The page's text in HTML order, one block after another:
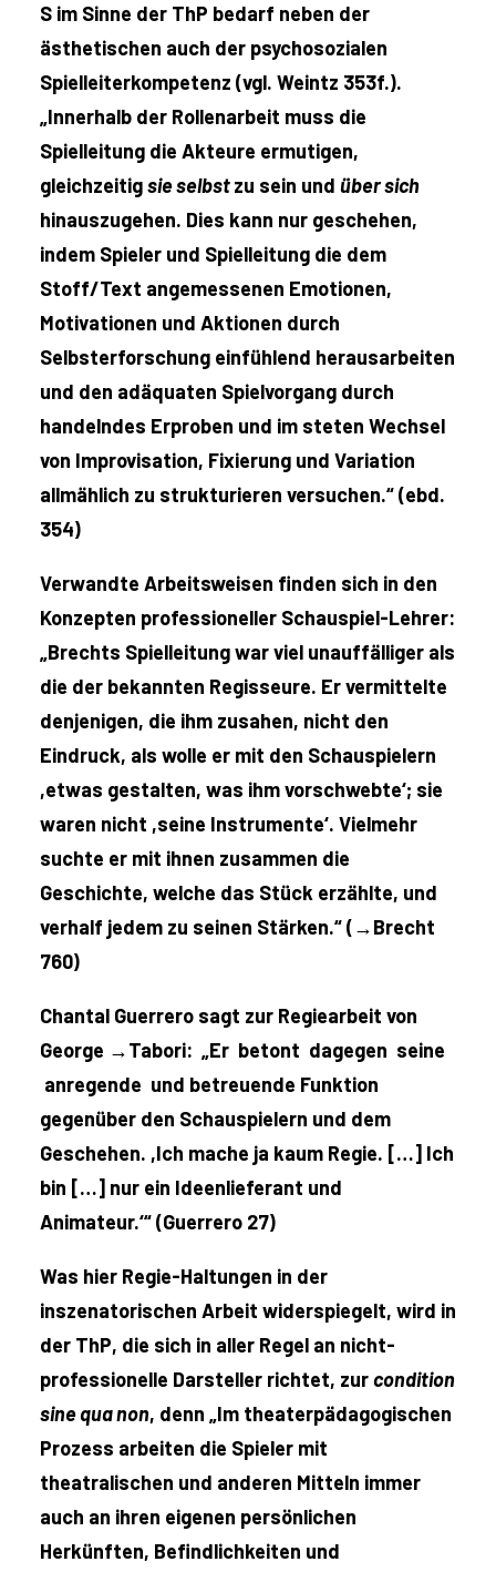
S im Sinne der ThP bedarf neben der
ästhetischen auch der psychosozialen
Spielleiterkompetenz (vgl. Weintz 353f.).
„Innerhalb der Rollenarbeit muss die
Spielleitung die Akteure ermutigen,
gleichzeitigsie selbstzu sein und über sich
hinauszugehen. Dies kann nur geschehen,
indem Spieler und Spielleitung die dem
Stoff/Text angemessenen Emotionen,
Motivationen und Aktionen durch
Selbsterforschung einfühlend herausarbeiten
und den adäquaten Spielvorgang durch
handelndes Erproben und im steten Wechsel
von Improvisation, Fixierung und Variation
allmählich zu strukturieren versuchen.“ (ebd.
354)
Verwandte Arbeitsweisen finden sich in den
Konzepten professioneller Schauspiel-Lehrer:
„Brechts Spielleitung war viel unauffälliger als
die der bekannten Regisseure. Er vermittelte
denjenigen, die ihm zusahen, nicht den
Eindruck, als wolle er mit den Schauspielern
,etwas gestalten, was ihm vorschwebte‘; sie
waren nicht ,seine Instrumente‘. Vielmehr
suchte er mit ihnen zusammen die
Geschichte, welche das Stück erzählte, und
verhalf jedem zu seinen Stärken.“ (→Brecht
760)
Chantal Guerrero sagt zur Regiearbeit von
George →Tabori: „Er betont dagegen seine
anregende und betreuende Funktion
gegenüber den Schauspielern und dem
Geschehen. ,Ich mache ja kaum Regie. […] Ich
bin […] nur ein Ideenlieferant und
Animateur.‘“ (Guerrero 27)
Was hier Regie-Haltungen in der
inszenatorischen Arbeit widerspiegelt, wird in
der ThP, die sich in aller Regel an nicht-
professionelle Darsteller richtet, zurcondition
sine qua non, denn „Im theaterpädagogischen
Prozess arbeiten die Spieler mit
theatralischen und anderen Mitteln immer
auch an ihren eigenen persönlichen
Herkünften, Befindlichkeiten und